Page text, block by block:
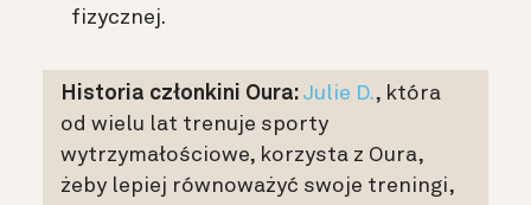
fizycznej.
Historia członkini Oura: Julie D., która
od wielu lat trenuje sporty
wytrzymałościowe, korzysta z Oura,
żeby lepiej równoważyć swoje treningi,